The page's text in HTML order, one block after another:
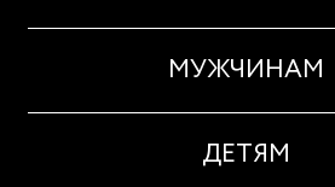
МУЖЧИНАМ
ДЕТЯМ